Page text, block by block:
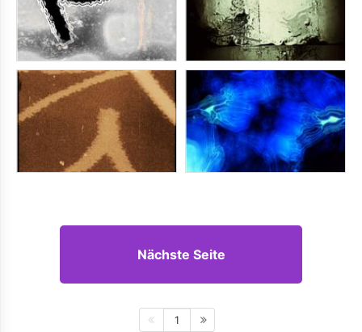
Nächste Seite
1